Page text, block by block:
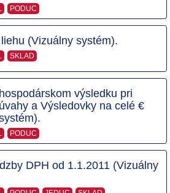
PODUC
(Vizuálny systém).
SKLAD
výsledku pri
a Výsledovky na celé €
PODUC
DPH od 1.1.2011 (Vizuálny